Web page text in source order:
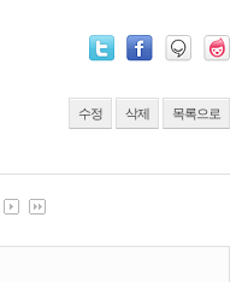
수정 삭제 목록으로